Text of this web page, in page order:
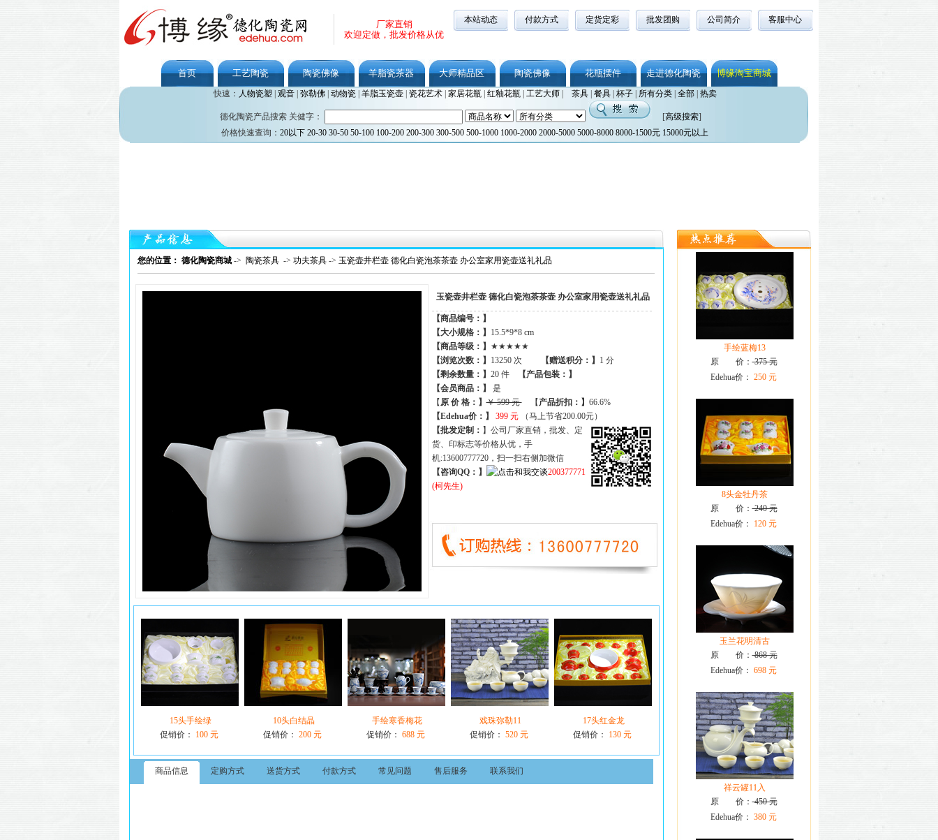
厂家直销
欢迎定做，批发价格从优
本站动态 付款方式 定货定彩 批发团购 公司简介 客服中心
首页 工艺陶瓷 陶瓷佛像 羊脂瓷茶器 大师精品区 陶瓷佛像 花瓶摆件 走进德化陶瓷 博缘淘宝商城
快速： 人物瓷塑 观音| 弥勒佛| 动物瓷| 羊脂玉瓷壶| 瓷花艺术| 家居花瓶| 红釉花瓶| 工艺大师| 茶具| 餐具| 杯子| 所有分类| 全部| 热卖
德化陶瓷产品搜索 关健字： [高级搜索]
价格快速查询： 20以下 20-30 30-50 50-100 100-200 200-300 300-500 500-1000 1000-2000 2000-5000 5000-8000 8000-1500元 15000元以上
您的位置： 德化陶瓷商城 -> 陶瓷茶具 -> 功夫茶具 -> 玉瓷壶井栏壶 德化白瓷泡茶茶壶 办公室家用瓷壶送礼礼品
玉瓷壶井栏壶 德化白瓷泡茶茶壶 办公室家用瓷壶送礼礼品
【商品编号：】
【大小规格：】
15.5*9*8 cm
【商品等级：】
★★★★★
【浏览次数：】 13250 次 【赠送积分：】
1 分
【剩余数量：】 20 件【产品包装：】
【会员商品： 】
是
【 原 价 格： 】￥ 599 元【 产品折扣： 】 66.6%
【Edehua价：】
399 元
（马上节省200.00元）
【批发定制： 】公司厂家直销，批发、定
货、印标志等价格从优，手
机:13600777720，扫一扫右侧加微信
【咨询QQ：】
200377771
(柯先生)
15头手绘绿
促销价：
100 元
10头白结晶
促销价： 200 元
手绘寒香梅花
促销价： 688 元
戏珠弥勒11
促销价： 520 元
17头红金龙
促销价：
130 元
商品信息 定购方式 送货方式 付款方式 常见问题 售后服务 联系我们
手绘蓝梅13
原 价：375 元
Edehua价： 250 元
8头金牡丹茶
原 价：240 元
Edehua价：
120 元
玉兰花明清古
原 价：868 元
Edehua价： 698 元
祥云罐11入
原 价：450 元
Edehua价： 380 元